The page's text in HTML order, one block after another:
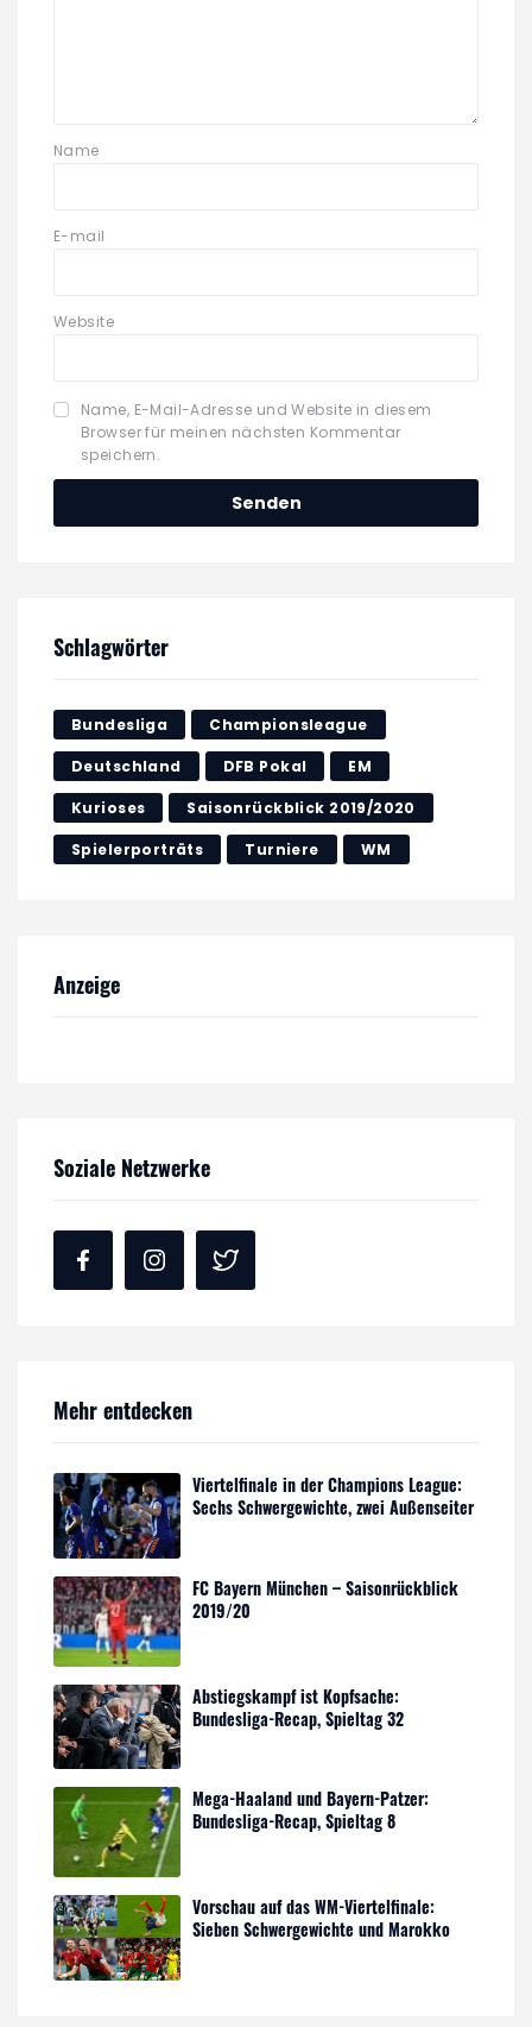
Name
E-mail
Website
Name, E-Mail-Adresse und Website in diesem
Browser für meinen nächsten Kommentar
speichern.
Schlagwörter
Bundesliga Championsleague
Deutschland DFB Pokal EM
Kurioses Saisonrückblick 2019/2020
Spielerporträts Turniere WM
Anzeige
Soziale Netzwerke
Mehr entdecken
Viertelfinale in der Champions League:
Sechs Schwergewichte, zwei Außenseiter
FC Bayern München – Saisonrückblick
2019/20
Abstiegskampf ist Kopfsache:
Bundesliga-Recap, Spieltag 32
Mega-Haaland und Bayern-Patzer:
Bundesliga-Recap, Spieltag 8
Vorschau auf das WM-Viertelfinale:
Sieben Schwergewichte und Marokko